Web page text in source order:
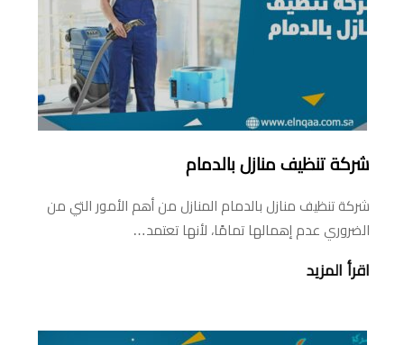
شركة تنظيف منازل بالدمام
شركة تنظيف منازل بالدمام المنازل من أهم الأمور التي من
الضروري عدم إهمالها تمامًا، لأنها تعتمد…
اقرأ المزيد